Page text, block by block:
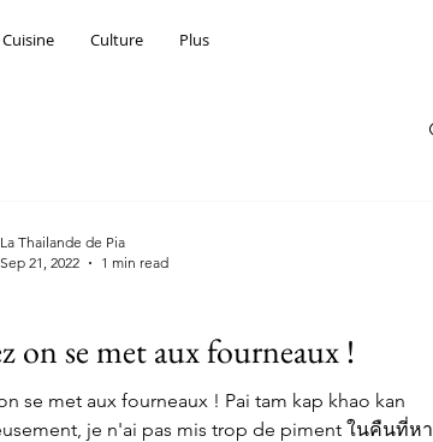
Cuisine Culture Plus
on se met aux fourneaux !
se met aux fourneaux ! Pai tam kap khao kan
je n'ai pas mis trop de piment ในคืนที่หา
La Thailande de Pia
Sep 21, 2022
1 min read